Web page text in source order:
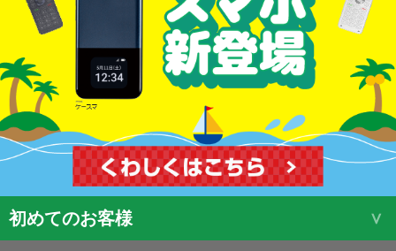
初めてのお客様